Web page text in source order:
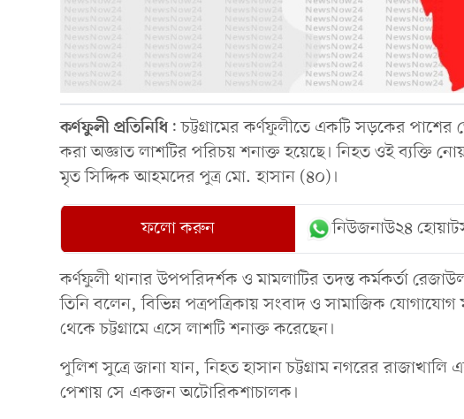
কর্ণফুলীপ্রতিনিধি : চট্টগ্রামের কর্ণফুলীতে একটি সড়কের
করা অজ্ঞাত লাশটির পরিচয় শনাক্ত হয়েছে। নিহত ওই ব্যক্তি
মৃত সিদ্দিক আহমদের পুত্র মো. হাসান (৪০)।
ফলো করুন নিউজনাউ২৪
কর্ণফুলী থানার উপপরিদর্শক ও মামলাটির তদন্ত কর্মকর্তা
তিনি বলেন, বিভিন্ন পত্রপত্রিকায় সংবাদ ও সামাজিক যোগাযোগ
থেকে চট্টগ্রামে এসে লাশটি শনাক্ত করেছেন।
পুলিশ সুত্রে জানা যান, নিহত হাসান চট্টগ্রাম নগরের রাজাখালি
পেশায় সে একজন অটোরিকশাচালক।